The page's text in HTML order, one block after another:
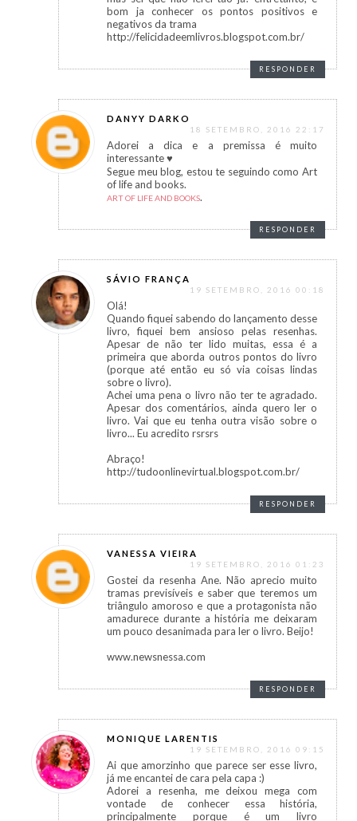
bom ja conhecer os pontos positivos e
negativos da trama
http://felicidadeemlivros.blogspot.com.br/
RESPONDER
DANYY DARKO
18 SETEMBRO, 2016 22:17
Adorei a dica e a premissa é muito
interessante ♥
Segue meu blog, estou te seguindo como Art
of life and books.
ART OF LIFE AND BOOKS.
RESPONDER
SÁVIO FRANÇA
19 SETEMBRO, 2016 00:18
Olá!
Quando fiquei sabendo do lançamento desse
livro, fiquei bem ansioso pelas resenhas.
Apesar de não ter lido muitas, essa é a
primeira que aborda outros pontos do livro
(porque até então eu só via coisas lindas
sobre o livro).
Achei uma pena o livro não ter te agradado.
Apesar dos comentários, ainda quero ler o
livro. Vai que eu tenha outra visão sobre o
livro... Eu acredito rsrsrs
Abraço!
http://tudoonlinevirtual.blogspot.com.br/
RESPONDER
VANESSA VIEIRA
19 SETEMBRO, 2016 01:23
Gostei da resenha Ane. Não aprecio muito
tramas previsíveis e saber que teremos um
triângulo amoroso e que a protagonista não
amadurece durante a história me deixaram
um pouco desanimada para ler o livro. Beijo!
www.newsnessa.com
RESPONDER
MONIQUE LARENTIS
19 SETEMBRO, 2016 09:15
Ai que amorzinho que parece ser esse livro,
já me encantei de cara pela capa :)
Adorei a resenha, me deixou mega com
vontade de conhecer essa história,
principalmente porque é um livro